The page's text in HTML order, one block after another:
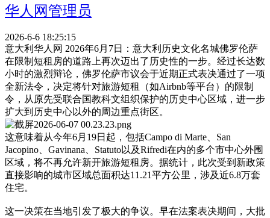
华人网管理员
2026-6-6 18:25:15
意大利华人网 2026年6月7日：意大利历史文化名城佛罗伦萨
在限制短租房的道路上再次迈出了历史性的一步。经过长达数
小时的激烈辩论，佛罗伦萨市议会于近期正式表决通过了一项
全新法令，决定将针对旅游短租（如Airbnb等平台）的限制
令，从原先受联合国教科文组织保护的历史中心区域，进一步
扩大到历史中心以外的周边重点街区。
这意味着从今年6月19日起，包括Campo di Marte、San
Jacopino、Gavinana、Statuto以及Rifredi在内的多个市中心外围
区域，将不再允许新开旅游短租房。据统计，此次受到新政策
直接影响的城市区域总面积达11.21平方公里，涉及近6.8万套
住宅。
这一决策在当地引发了极大的争议。早在法案表决期间，大批